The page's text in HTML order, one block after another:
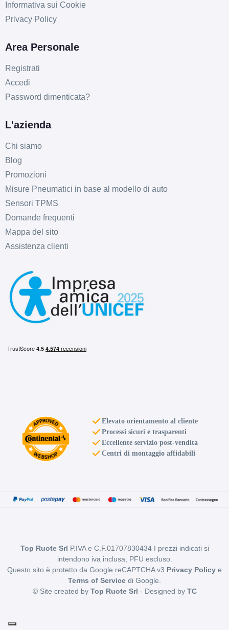
Informativa sui Cookie
Privacy Policy
Area Personale
Registrati
Accedi
Password dimenticata?
L'azienda
Chi siamo
Blog
Promozioni
Misure Pneumatici in base al modello di auto
Sensori TPMS
Domande frequenti
Mappa del sito
Assistenza clienti
Elevato orientamento al cliente
Processi sicuri e trasparenti
Eccellente servizio post-vendita
Centri di montaggio affidabili
Top Ruote Srl P.IVA e C.F.01707830434 I prezzi indicati si
intendono iva inclusa, PFU escluso.
Questo sito è protetto da Google reCAPTCHA v3 Privacy Policy e
Terms of Service di Google.
© Site created by Top Ruote Srl - Designed by TC